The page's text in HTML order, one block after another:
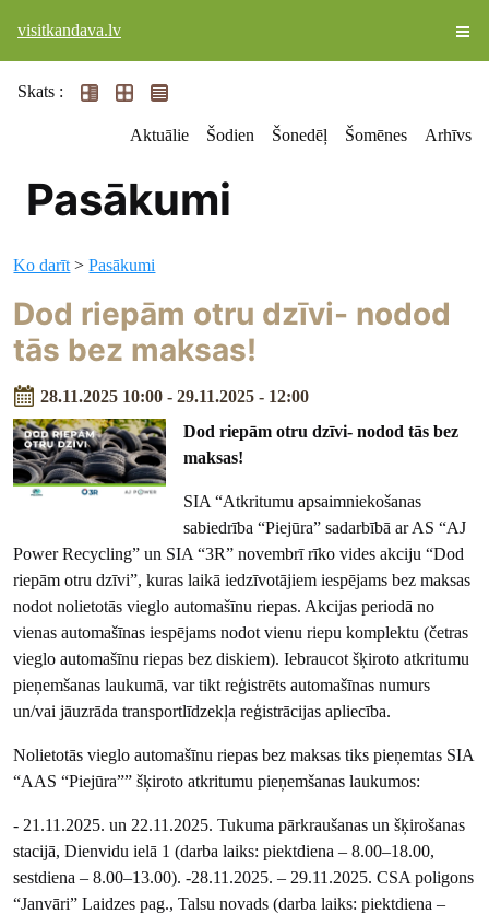
visitkandava.lv
Skats :
Aktuālie Šodien Šonedēļ Šomēnes Arhīvs
Pasākumi
Ko darīt >Pasākumi
Dod riepām otru dzīvi- nodod
tās bez maksas!
28.11.2025 10:00 - 29.11.2025 - 12:00
Dod riepām otru dzīvi- nodod tās bez
maksas!
SIA “Atkritumu apsaimniekošanas
sabiedrība “Piejūra” sadarbībā ar AS “AJ
Power Recycling” un SIA “3R” novembrī rīko vides akciju “Dod
riepām otru dzīvi”, kuras laikā iedzīvotājiem iespējams bez maksas
nodot nolietotās vieglo automašīnu riepas. Akcijas periodā no
vienas automašīnas iespējams nodot vienu riepu komplektu (četras
vieglo automašīnu riepas bez diskiem). Iebraucot šķiroto atkritumu
pieņemšanas laukumā, var tikt reģistrēts automašīnas numurs
un/vai jāuzrāda transportlīdzekļa reģistrācijas apliecība.
Nolietotās vieglo automašīnu riepas bez maksas tiks pieņemtas SIA
“AAS “Piejūra”” šķiroto atkritumu pieņemšanas laukumos:
- 21.11.2025. un 22.11.2025. Tukuma pārkraušanas un šķirošanas
stacijā, Dienvidu ielā 1 (darba laiks: piektdiena – 8.00–18.00,
sestdiena – 8.00–13.00).-28.11.2025. – 29.11.2025. CSA poligons
“Janvāri” Laidzes pag., Talsu novads (darba laiks: piektdiena –